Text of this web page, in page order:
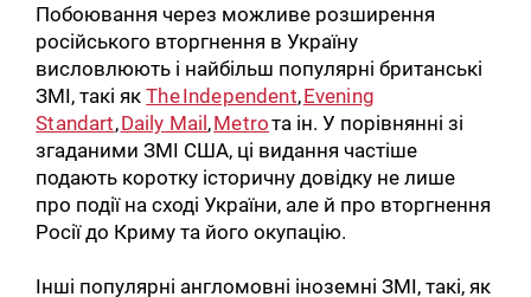
Побоювання через можливе розширення
російського вторгнення в Україну
висловлюють і найбільш популярні британські
ЗМІ, такі якThe Independent,Evening
Standart,Daily Mail,Metroта ін. У порівнянні зі
згаданими ЗМІ США, ці видання частіше
подають коротку історичну довідку не лише
про події на сході України, але й про вторгнення
Росії до Криму та його окупацію.
Інші популярні англомовні іноземні ЗМІ, такі, як